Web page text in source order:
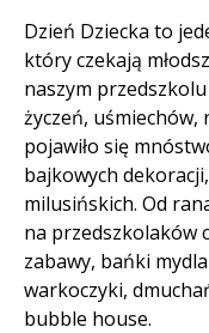
Treść
Dzień Dziecka to
który czekają
naszym
życzeń, uśmiechów,
pojawiło się
bajkowych
milusińskich. Od
na przedszkolaków
zabawy, bańki
warkoczyki,
bubble house.